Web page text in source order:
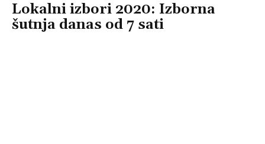
Lokalni izbori 2020: Izborna
šutnja danas od 7 sati